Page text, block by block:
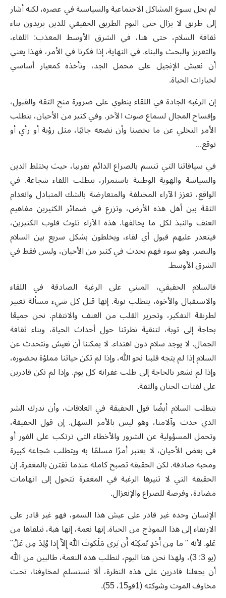
لم يحل يسوع المشاكل الاجتماعية والسياسية في عصره، لكنه أشار
إلى طريق لا يزال حتى اليوم الطريق الحقيقي للذين يريدون بناء
ثقافة السلام، حتى هنا، في الشرق الأوسط المعذب: اللقاء،
والتعزيز والبحث والبناء. في النهاية، إذا فكرنا في الأمر، فهذا يعني
أن نعيش الإنجيل على محمل الجد، ونأخذه كمعيار أساسي
لخيارات الحياة.
إن الرغبة الجادة في اللقاء ينطوي على ضرورة منح الثقة والقبول،
وإفساح المجال لسماع صوت الآخر. وفي كثير من الأحيان، يتطلب
الأمر التخلي عن ما يخصنا وأن نضعه جانبًا، مثل رؤية أو رأي أو
توقع...
في سياقاتنا التي تتسم بالصراع الدائم تقريبا، حيث يختلط الدين
والسياسة والهوية الوطنية باستمرار، يتطلب اللقاء شجاعة. في
الواقع، تعزز الآراء المختلفة والمتعارضة بالشك المتبادل وانعدام
الثقة بين أهل هذه الأرض، وتزرع في ضمائر الكثيرين مفاهيم
العنف والنبذ لكل ما يخالفها. هذه الآراء تلوث قلوب الكثيرين،
فيتعذر عليهم قبول أي لقاء، ويخلطون بشكل سريع بين السلام
والنصر. وهو سوء فهم يحدث في كثير من الأحيان، وليس فقط في
الشرق الأوسط.
فالسلام الحقيقي، المبني على الرغبة الصادقة في اللقاء
والاستقبال والأخوة، يتطلب توبة. إنها قبل كل شيء مسألة تغيير
لطريقة التفكير، وتحرير القلب من العنف والانتقام. نحن جميعًا
بحاجة إلى توبة، لتنقية نظرتنا حول أحداث الحياة، وبناء ثقافة
الجمال. لا يوجد سلام دون اهتداء. لا يمكننا أن نعيش ونتحدث عن
السلام إذا لم يتجه قلبنا نحو الله، وإذا لم تكن حياتنا مملؤة بحضوره،
وإذا لم نشعر بالحاجة إلى طلب غفرانه كل يوم. وإذا لم نكن قادرين
على لفتات الحنان والثقة.
يتطلب السلام أيضًا قول الحقيقة في العلاقات، وأن ندرك الشر
الذي حدث وآلامنا، وهو ليس بالأمر السهل. إن قول الحقيقة،
وتحمل المسؤولية عن الشرور والأخطاء التي ترتكب على الفور أو
في بعض الأحيان، لا يعتبر أمرًا مسلمًا به ويتطلب شجاعة كبيرة
ومحبة صادقة. لكن الحقيقة تصبح كاملة عندما تقترن بالمغفرة. إن
الحقيقة التي لا تنيرها الرغبة في المغفرة تتحول إلى اتهامات
مضادة، وفرصة للصراع والإنعزال.
الإنسان وحده غير قادر على عيش هذا السمو، فهو غير قادر على
الارتقاء إلى هذا النموذج من الحياة. إنها نعمة، إنها هبة، نتلقاها من
عَلو. لأنه " ما مِن أَحَدٍ يُمكِنَه أَن يَرى مَلَكوتَ الله إِلاَّ إِذا وُلِدَ مِن عَلُ"
(يو 3: 3)، ولهذا نحن هنا اليوم، لنطلب هذه النعمة، طالبين من الله
أن يجعلنا قادرين على هذه النظرة، ألا نستسلم لمخاوفنا، تحت
مخاوف الموت وشوكته (1قو15، 55).